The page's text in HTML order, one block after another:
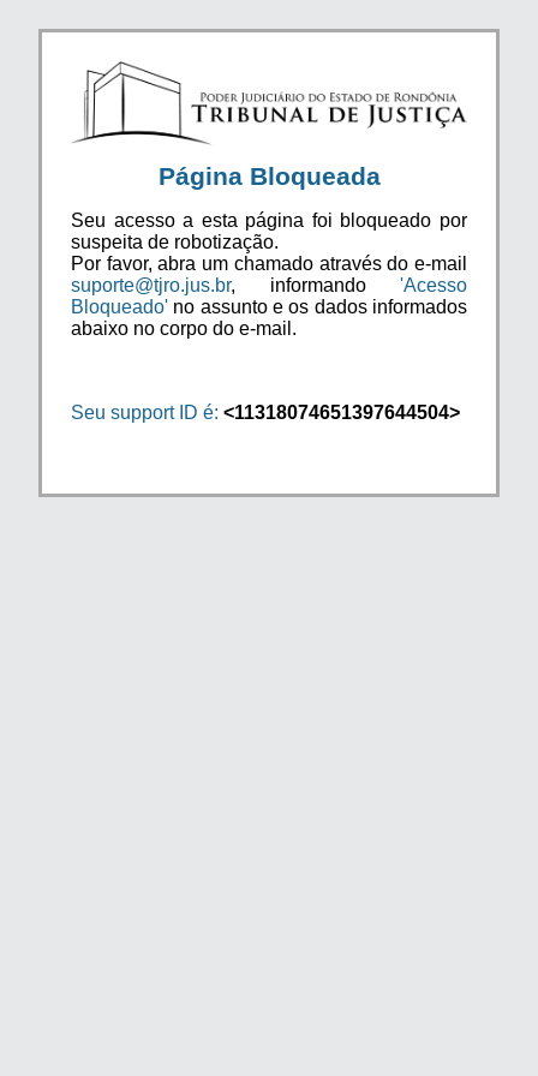
Página Bloqueada
Seu acesso a esta página foi bloqueado por
suspeita de robotização.
Por favor, abra um chamado através do e-mail
suporte@tjro.jus.br, informando 'Acesso
Bloqueado' no assunto e os dados informados
abaixo no corpo do e-mail.
Seu support ID é: <11318074651397644504>